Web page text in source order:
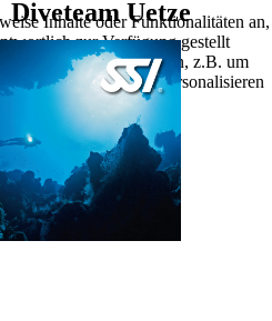
Uetze
Inhalte oder Funktionalitäten an,
zur Verfügung gestellt
eigene Cookies setzen, z.B. um
ihre Angebote zu personalisieren